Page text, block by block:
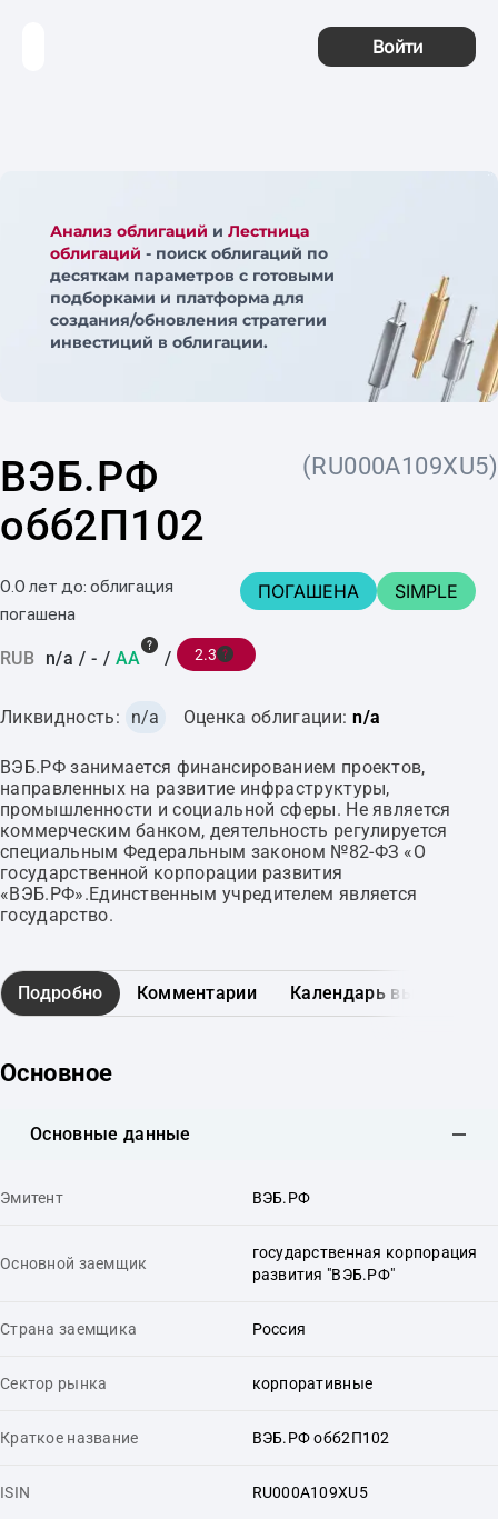
Войти
Анализ облигаций и Лестница
облигаций - поиск облигаций по
десяткам параметров с готовыми
подборками и платформа для
создания/обновления стратегии
инвестиций в облигации.
ВЭБ.РФ
обб2П102
(RU000A109XU5)
0.0 лет до: облигация
погашена
ПОГАШЕНА SIMPLE
RUB n/a / - / AA / 2.3
Ликвидность: n/a Оценка облигации: n/a
ВЭБ.РФ занимается финансированием проектов,
направленных на развитие инфраструктуры,
промышленности и социальной сферы. Не является
коммерческим банком, деятельность регулируется
специальным Федеральным законом №82-ФЗ «О
государственной корпорации развития
«ВЭБ.РФ».Единственным учредителем является
государство.
Подробно Комментарии Календарь выплат
Основное
Основные данные
Эмитент ВЭБ.РФ
Основной заемщик
государственная корпорация
развития "ВЭБ.РФ"
Страна заемщика Россия
Сектор рынка корпоративные
Краткое название ВЭБ.РФ обб2П102
ISIN RU000A109XU5